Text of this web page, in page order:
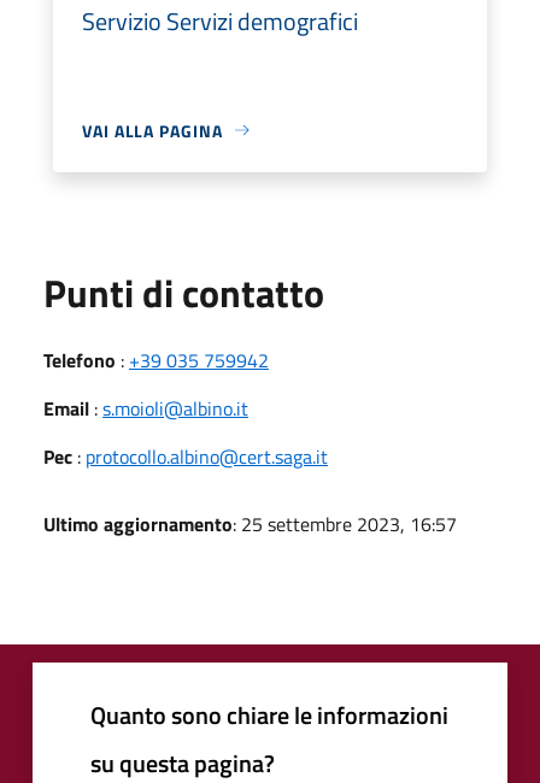
Servizio Servizi demografici
VAI ALLA PAGINA
Punti di contatto
Telefono : +39 035 759942
Email :s.moioli@albino.it
Pec : protocollo.albino@cert.saga.it
Ultimo aggiornamento: 25 settembre 2023, 16:57
Quanto sono chiare le informazioni
su questa pagina?